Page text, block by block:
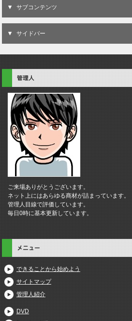
サブコンテンツ
サイドバー
管理人
ご来場ありがとうございます。
ネット上にはあらゆる商材が詰まっています。
管理人目線で評価しています。
毎日0時に基本更新しています。
メニュー
できることから始めよう
サイトマップ
管理人紹介
DVD